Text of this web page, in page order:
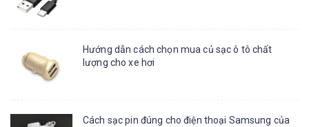
Hướng dẫn cách chọn mua củ sạc ô tô chất
lượng cho xe hơi
Cách sạc pin đúng cho điện thoại Samsung của